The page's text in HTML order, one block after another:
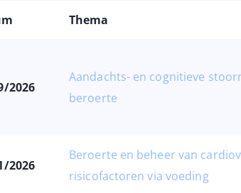
Thema
2026
Aandachts- en cognitieve
beroerte
2026
Beroerte en beheer van
risicofactoren via voeding